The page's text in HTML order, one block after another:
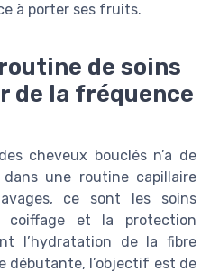
à porter ses fruits.
de soins
de la fréquence
cheveux bouclés n’a de
une routine capillaire
ce sont les soins
coiffage et la protection
l’hydratation de la fibre
débutante, l’objectif est de